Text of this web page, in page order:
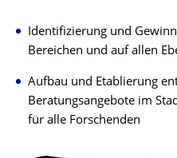
Identifizierung und
Bereichen und auf allen
Aufbau und Etablierung
Beratungsangebote im
für alle Forschenden